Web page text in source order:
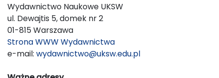
Wydawnictwo Naukowe UKSW
ul. Dewajtis 5, domek nr 2
01-815 Warszawa
Strona WWW Wydawnictwa
e-mail: wydawnictwo@uksw.edu.pl